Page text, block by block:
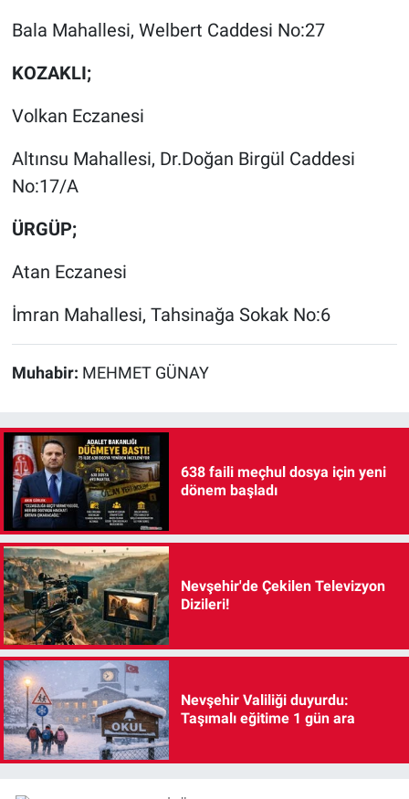
Bala Mahallesi, Welbert Caddesi No:27
KOZAKLI;
Volkan Eczanesi
Altınsu Mahallesi, Dr.Doğan Birgül Caddesi
No:17/A
ÜRGÜP;
Atan Eczanesi
İmran Mahallesi, Tahsinağa Sokak No:6
Muhabir: MEHMET GÜNAY
638 faili meçhul dosya için yeni
dönem başladı
Nevşehir'de Çekilen Televizyon
Dizileri!
Nevşehir Valiliği duyurdu:
Taşımalı eğitime 1 gün ara